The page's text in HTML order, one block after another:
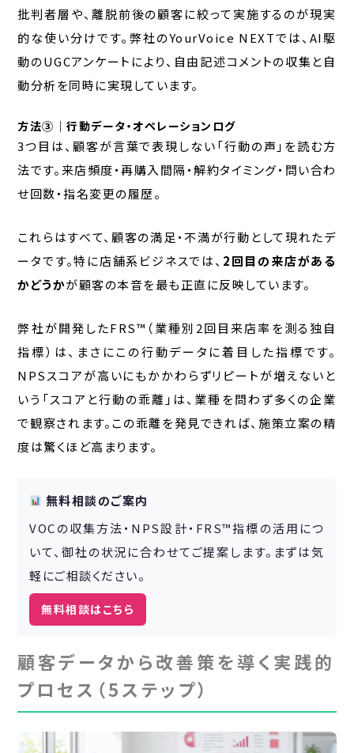
批判者層や、離脱前後の顧客に絞って実施するのが現実
的な使い分けです。弊社のYourVoice NEXTでは、AI駆
動のUGCアンケートにより、自由記述コメントの収集と自
動分析を同時に実現しています。
方法③｜行動データ・オペレーションログ
3つ目は、顧客が言葉で表現しない「行動の声」を読む方
法です。来店頻度・再購入間隔・解約タイミング・問い合わ
せ回数・指名変更の履歴。
これらはすべて、顧客の満足・不満が行動として現れたデ
ータです。特に店舗系ビジネスでは、 2回目の来店がある
かどうかが顧客の本音を最も正直に反映しています。
弊社が開発したFRS™（業種別2回目来店率を測る独自
指標）は、まさにこの行動データに着目した指標です。
NPSスコアが高いにもかかわらずリピートが増えないと
いう「スコアと行動の乖離」は、業種を問わず多くの企業
で観察されます。この乖離を発見できれば、施策立案の精
度は驚くほど高まります。
無料相談のご案内
VOCの収集方法・NPS設計・FRS™指標の活用につ
いて、御社の状況に合わせてご提案します。まずは気
軽にご相談ください。
無料相談はこちら
顧客データから改善策を導く実践的
プロセス（5ステップ）